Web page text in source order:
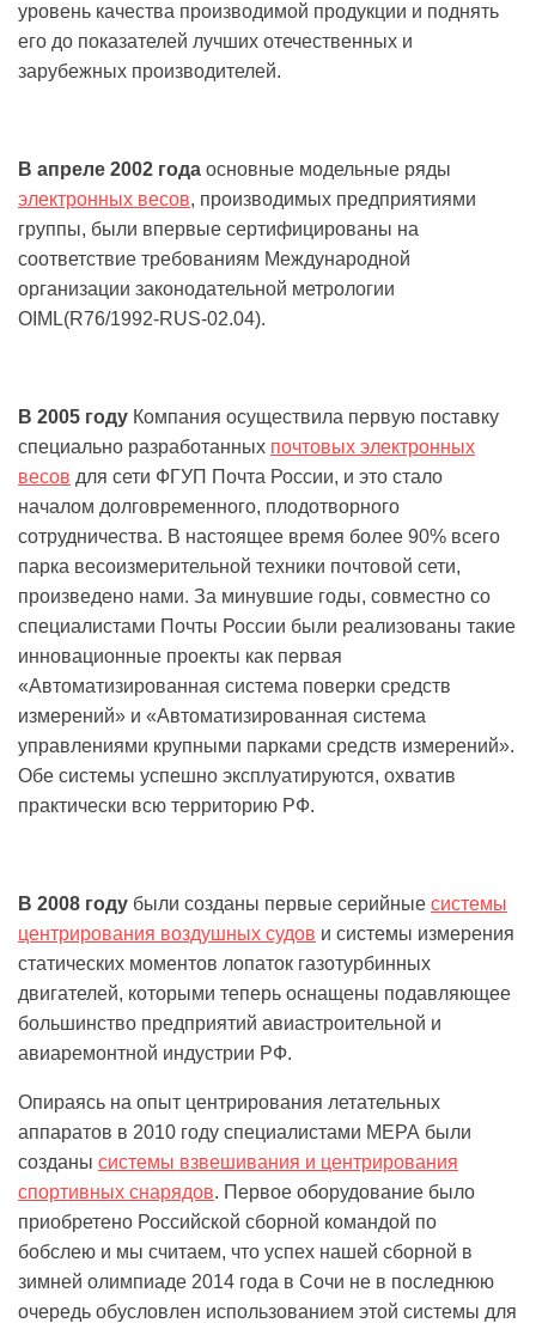
уровень качества производимой продукции и поднять
его до показателей лучших отечественных и
зарубежных производителей.
В апреле 2002 года основные модельные ряды
электронных весов, производимых предприятиями
группы, были впервые сертифицированы на
соответствие требованиям Международной
организации законодательной метрологии
OIML(R76/1992-RUS-02.04).
В 2005 году Компания осуществила первую поставку
специально разработанных почтовых электронных
весов для сети ФГУП Почта России, и это стало
началом долговременного, плодотворного
сотрудничества. В настоящее время более 90% всего
парка весоизмерительной техники почтовой сети,
произведено нами. За минувшие годы, совместно со
специалистами Почты России были реализованы такие
инновационные проекты как первая
«Автоматизированная система поверки средств
измерений» и «Автоматизированная система
управлениями крупными парками средств измерений».
Обе системы успешно эксплуатируются, охватив
практически всю территорию РФ.
В 2008 году были созданы первые серийные системы
центрирования воздушных судов и системы измерения
статических моментов лопаток газотурбинных
двигателей, которыми теперь оснащены подавляющее
большинство предприятий авиастроительной и
авиаремонтной индустрии РФ.
Опираясь на опыт центрирования летательных
аппаратов в 2010 году специалистами МЕРА были
созданы системы взвешивания и центрирования
спортивных снарядов. Первое оборудование было
приобретено Российской сборной командой по
бобслею и мы считаем, что успех нашей сборной в
зимней олимпиаде 2014 года в Сочи не в последнюю
очередь обусловлен использованием этой системы для